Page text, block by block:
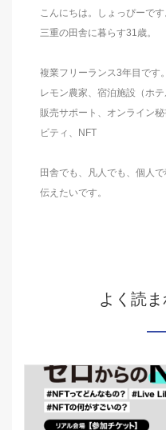
こんにちは。しょっぴーです
三重の田舎に暮らす31歳。
複業フリーランス3年目です。
レモン農家、宿泊施設（ホ
販売サポート、オンライン
ビティ、NFT
田舎でも、凡人でも、個人
伝えたいです。
よく読